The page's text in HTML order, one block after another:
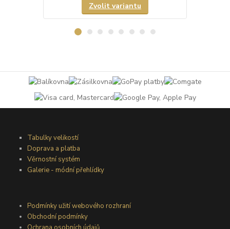
Zvolit variantu
Tabulky velikostí
Doprava a platba
Věrnostní systém
Galerie - módní přehlídky
Podmínky užití webového rozhraní
Obchodní podmínky